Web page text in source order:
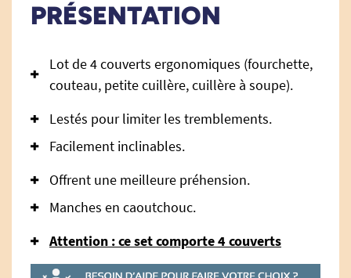
PRÉSENTATION
Lot de 4 couverts ergonomiques (fourchette,
couteau, petite cuillère, cuillère à soupe).
Lestés pour limiter les tremblements.
Facilement inclinables.
Offrent une meilleure préhension.
Manches en caoutchouc.
Attention : ce set comporte 4 couverts